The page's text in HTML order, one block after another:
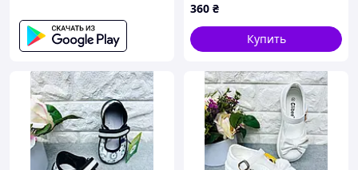
девочку или мальчика
летние пенка ЭВА
360 ₴
Купить